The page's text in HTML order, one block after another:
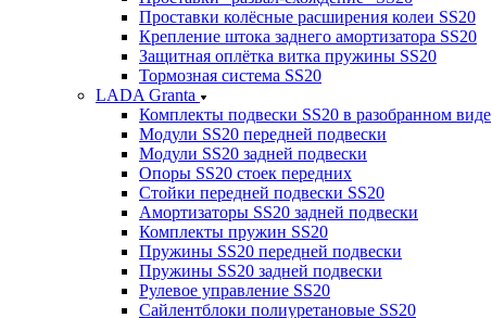
Проставки колёсные расширения колеи SS20
Крепление штока заднего амортизатора SS20
Защитная оплётка витка пружины SS20
Тормозная система SS20
LADA Granta
Комплекты подвески SS20 в разобранном виде
Модули SS20 передней подвески
Модули SS20 задней подвески
Опоры SS20 стоек передних
Стойки передней подвески SS20
Амортизаторы SS20 задней подвески
Комплекты пружин SS20
Пружины SS20 передней подвески
Пружины SS20 задней подвески
Рулевое управление SS20
Сайлентблоки полиуретановые SS20